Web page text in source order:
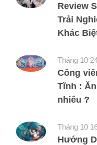
Review
Trải
Khác
Tháng 10
Công
Tĩnh :
nhiêu ?
Tháng 10
Hướng